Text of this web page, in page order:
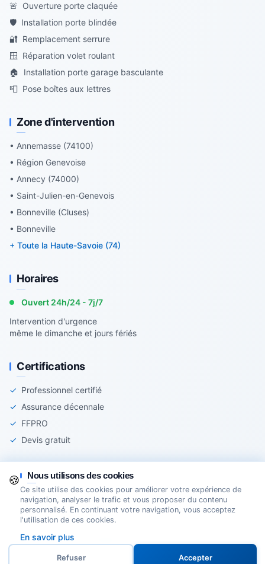
🚨 Ouverture porte claquée
🛡️ Installation porte blindée
🔐 Remplacement serrure
🪟 Réparation volet roulant
🏠
Installation porte garage basculante
📮 Pose boîtes aux lettres
Zone d'intervention
• Annemasse (74100)
• Région Genevoise
• Annecy (74000)
• Saint-Julien-en-Genevois
• Bonneville (Cluses)
• Bonneville
+ Toute la Haute-Savoie (74)
Horaires
Ouvert 24h/24 - 7j/7
Intervention d'urgence
même le dimanche et jours fériés
Certifications
✓ Professionnel certifié
✓ Assurance décennale
✓ FFPRO
✓ Devis gratuit
© 2025 Agir-Serrurerie - Tous droits réservés
Mentions légalesCookiesCréation Site Internet Domoveillance
Service 24h/24
🍪 Nous utilisons des cookies
Ce site utilise des cookies pour améliorer votre expérience de
navigation, analyser le trafic et vous proposer du contenu
personnalisé. En continuant votre navigation, vous acceptez
l'utilisation de ces cookies.
En savoir plus
Refuser Accepter